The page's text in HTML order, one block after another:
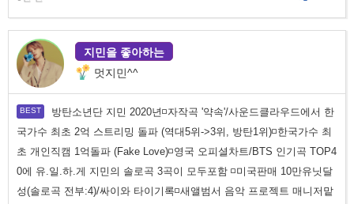
지민을 좋아하는
멋지민^^
방탄소년단 지민 2020년◽자작곡 '약속'/사운드클라우드에서 한
국가수 최초 2억 스트리밍 돌파 (역대5위->3위, 방탄1위)◽한국가수 최
초 개인직캠 1억돌파 (Fake Love)◽영국 오피셜차트/BTS 인기곡 TOP4
0에 유.일.하.게 지민의 솔로곡 3곡이 모두포함 ◽미국판매 10만유닛달
성(솔로곡 전부:4)/싸이와 타이기록◽새앨범서 음악 프로젝트 매니저맡